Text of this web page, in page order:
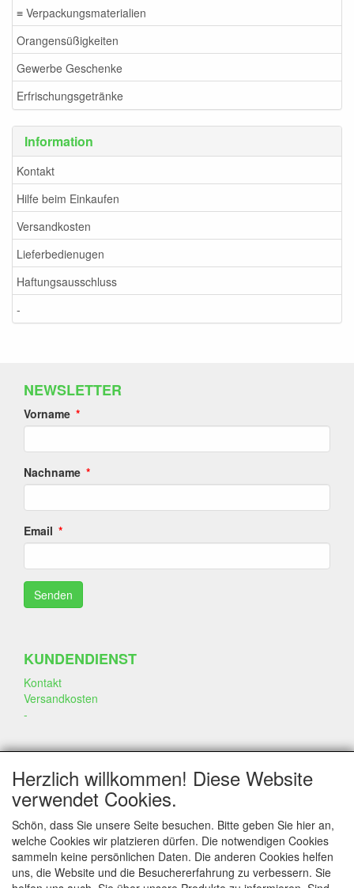
≡ Verpackungsmaterialien
Orangensüßigkeiten
Gewerbe Geschenke
Erfrischungsgetränke
Information
Kontakt
Hilfe beim Einkaufen
Versandkosten
Lieferbedienugen
Haftungsausschluss
-
NEWSLETTER
Vorname
Nachname
Email
KUNDENDIENST
Kontakt
Versandkosten
-
SOZIALEN MEDIEN
KONTAKT
Herzlich willkommen! Diese Website
verwendet Cookies.
Schön, dass Sie unsere Seite besuchen. Bitte geben Sie hier an,
welche Cookies wir platzieren dürfen. Die notwendigen Cookies
sammeln keine persönlichen Daten. Die anderen Cookies helfen
uns, die Website und die Besuchererfahrung zu verbessern. Sie